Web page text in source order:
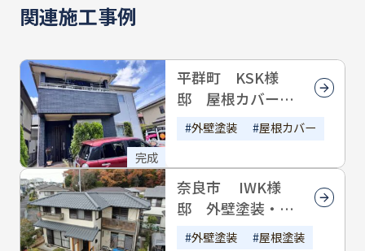
関連施工事例
完成
平群町 KSK様
邸 屋根カバー工
事・外壁塗装
外壁塗装 屋根カバー
奈良市 IWK様
邸 外壁塗装・屋
根塗装
外壁塗装 屋根塗装